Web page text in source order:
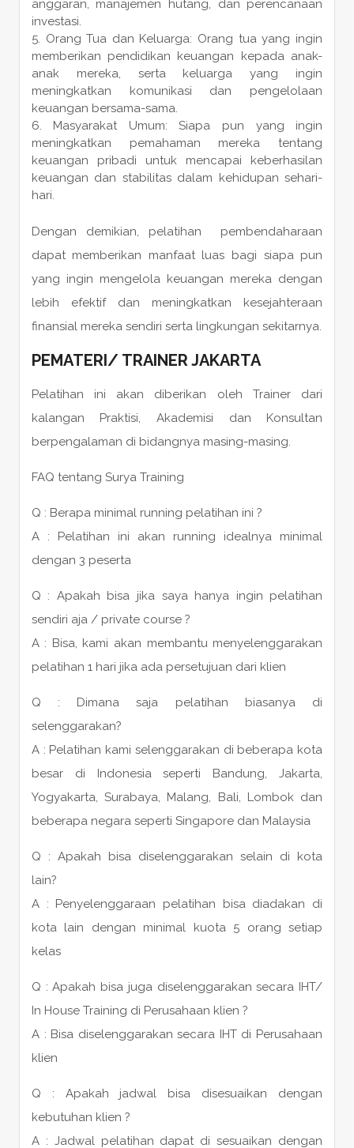
anggaran, manajemen hutang, dan perencanaan
investasi.
Orang Tua dan Keluarga: Orang tua yang ingin
memberikan pendidikan keuangan kepada anak-
anak mereka, serta keluarga yang ingin
meningkatkan komunikasi dan pengelolaan
keuangan bersama-sama.
Masyarakat Umum: Siapa pun yang ingin
meningkatkan pemahaman mereka tentang
keuangan pribadi untuk mencapai keberhasilan
keuangan dan stabilitas dalam kehidupan sehari-
hari.
Dengan demikian, pelatihan pembendaharaan
dapat memberikan manfaat luas bagi siapa pun
yang ingin mengelola keuangan mereka dengan
lebih efektif dan meningkatkan kesejahteraan
finansial mereka sendiri serta lingkungan sekitarnya.
PEMATERI/ TRAINERJAKARTA
Pelatihan ini akan diberikan oleh Trainer dari
kalangan Praktisi, Akademisi dan Konsultan
berpengalaman di bidangnya masing-masing.
FAQ tentang Surya Training
Q : Berapa minimal running pelatihan ini ?
A : Pelatihan ini akan running idealnya minimal
dengan 3 peserta
Q : Apakah bisa jika saya hanya ingin pelatihan
sendiri aja / private course ?
A : Bisa, kami akan membantu menyelenggarakan
pelatihan 1 hari jika ada persetujuan dari klien
Q : Dimana saja pelatihan biasanya di
selenggarakan?
A : Pelatihan kami selenggarakan di beberapa kota
besar di Indonesia seperti Bandung, Jakarta,
Yogyakarta, Surabaya, Malang, Bali, Lombok dan
beberapa negara seperti Singapore dan Malaysia
Q : Apakah bisa diselenggarakan selain di kota
lain?
A : Penyelenggaraan pelatihan bisa diadakan di
kota lain dengan minimal kuota 5 orang setiap
kelas
Q : Apakah bisa juga diselenggarakan secara IHT/
In House Training di Perusahaan klien ?
A : Bisa diselenggarakan secara IHT di Perusahaan
klien
Q : Apakah jadwal bisa disesuaikan dengan
kebutuhan klien ?
A : Jadwal pelatihan dapat di sesuaikan dengan